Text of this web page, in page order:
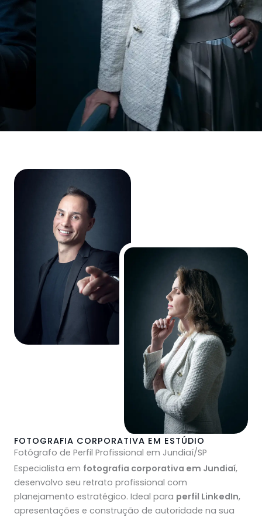
FOTOGRAFIA CORPORATIVA EM ESTÚDIO
Fotógrafo de Perfil Profissional em Jundiaí/SP
Especialista em fotografia corporativa em Jundiaí,
desenvolvo seu retrato profissional com
planejamento estratégico. Ideal para perfil LinkedIn,
apresentações e construção de autoridade na sua